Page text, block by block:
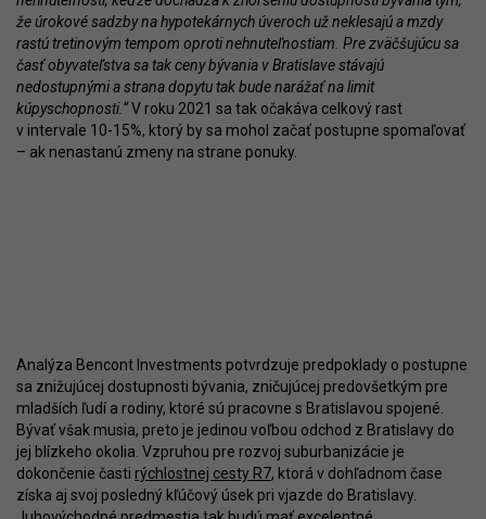
že úrokové sadzby na hypotekárnych úveroch už neklesajú a mzdy
rastú tretinovým tempom oproti nehnuteľnostiam. Pre zväčšujúcu sa
časť obyvateľstva sa tak ceny bývania v Bratislave stávajú
nedostupnými a strana dopytu tak bude narážať na limit
kúpyschopnosti.“V roku 2021 sa tak očakáva celkový rast
v intervale 10-15%, ktorý by sa mohol začať postupne spomaľovať
– ak nenastanú zmeny na strane ponuky.
Analýza Bencont Investments potvrdzuje predpoklady o postupne
sa znižujúcej dostupnosti bývania, zničujúcej predovšetkým pre
mladších ľudí a rodiny, ktoré sú pracovne s Bratislavou spojené.
Bývať však musia, preto je jedinou voľbou odchod z Bratislavy do
jej blízkeho okolia. Vzpruhou pre rozvoj suburbanizácie je
dokončenie časti rýchlostnej cesty R7, ktorá v dohľadnom čase
získa aj svoj posledný kľúčový úsek pri vjazde do Bratislavy.